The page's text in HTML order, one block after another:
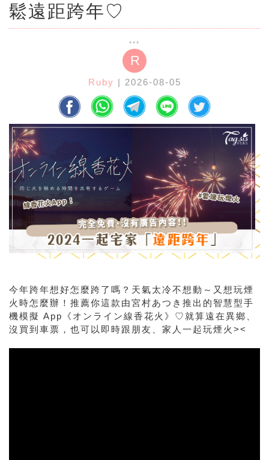
鬆遠距跨年♡
R
Ruby | 2026-08-05
今年跨年想好怎麼跨了嗎？天氣太冷不想動～又想玩煙
火時怎麼辦！推薦你這款由宮村あつき推出的智慧型手
機模擬 App《オンライン線香花火》♡就算遠在異鄉、
沒買到車票，也可以即時跟朋友、家人一起玩煙火><